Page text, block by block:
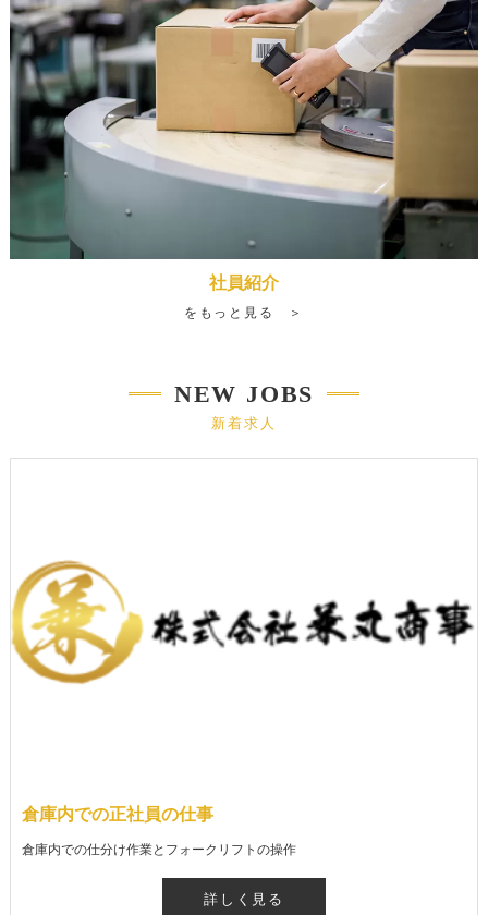
社員紹介
をもっと見る ＞
新着求人
NEW JOBS
倉庫内での正社員の仕事
倉庫内での仕分け作業とフォークリフトの操作
詳しく見る